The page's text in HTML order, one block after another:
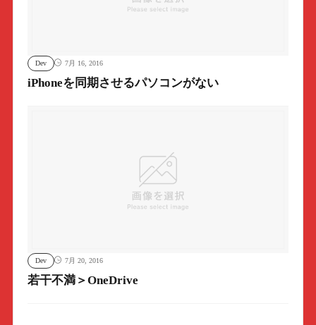
Dev 7月 16, 2016
iPhoneを同期させるパソコンがない
Dev 7月 20, 2016
若干不満＞OneDrive